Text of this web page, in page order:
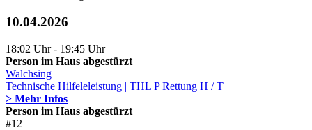
10.04.2026
18:02 Uhr - 19:45 Uhr
Person im Haus abgestürzt
Walchsing
Technische Hilfeleleistung | THL P Rettung H / T
> Mehr Infos
Person im Haus abgestürzt
#12